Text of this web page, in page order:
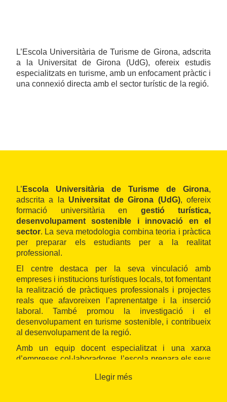
L’Escola Universitària de Turisme de Girona, adscrita
a la Universitat de Girona (UdG), ofereix estudis
especialitzats en turisme, amb un enfocament pràctic i
una connexió directa amb el sector turístic de la regió.
L’ Escola Universitària de Turisme de Girona,
adscrita a la Universitat de Girona (UdG), ofereix
formació universitària en gestió turística,
desenvolupament sostenible i innovació en el
sector. La seva metodologia combina teoria i pràctica
per preparar els estudiants per a la realitat
professional.
El centre destaca per la seva vinculació amb
empreses i institucions turístiques locals, tot fomentant
la realització de pràctiques professionals i projectes
reals que afavoreixen l’aprenentatge i la inserció
laboral. També promou la investigació i el
desenvolupament en turisme sostenible, i contribueix
al desenvolupament de la regió.
Amb un equip docent especialitzat i una xarxa
d’empreses col·laboradores, l’escola prepara els seus
en el sector turístic, tant des d'un punt de vista local
Llegir més